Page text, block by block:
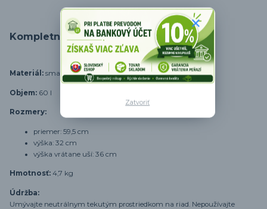
Kompletné špecifikácie
Materiál: smaltované železo
Objem: 60 l
Rozmery:
priemer: 59,5 cm
výška: 32 cm
výška vrátane uší: 36 cm
Hmotnosť: 4,7 kg
Údržba:
Umývajte neutrálnym tekutým prostriedkom na riad. Nepoužívajte
Zatvoriť